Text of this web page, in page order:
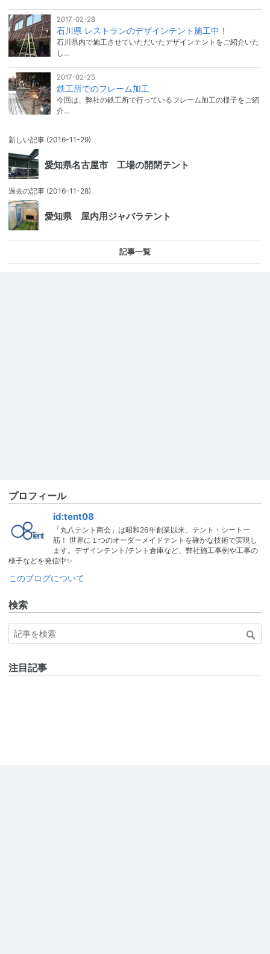
2017-02-28
石川県 レストランのデザインテント施工中！
石川県内で施工させていただいたデザインテントをご紹介いた
し…
2017-02-25
鉄工所でのフレーム加工
今回は、弊社の鉄工所で行っているフレーム加工の様子をご紹
介…
新しい記事 (2016-11-29)
愛知県名古屋市 工場の開閉テント
過去の記事 (2016-11-28)
愛知県 屋内用ジャバラテント
記事一覧
プロフィール
id:tent08
「丸八テント商会」は昭和26年創業以来、テント・シート一
筋！ 世界に１つのオーダーメイドテントを確かな技術で実現し
ます。デザインテント/テント倉庫など、弊社施工事例や工事の
様子などを発信中✨
このブログについて
検索
注目記事